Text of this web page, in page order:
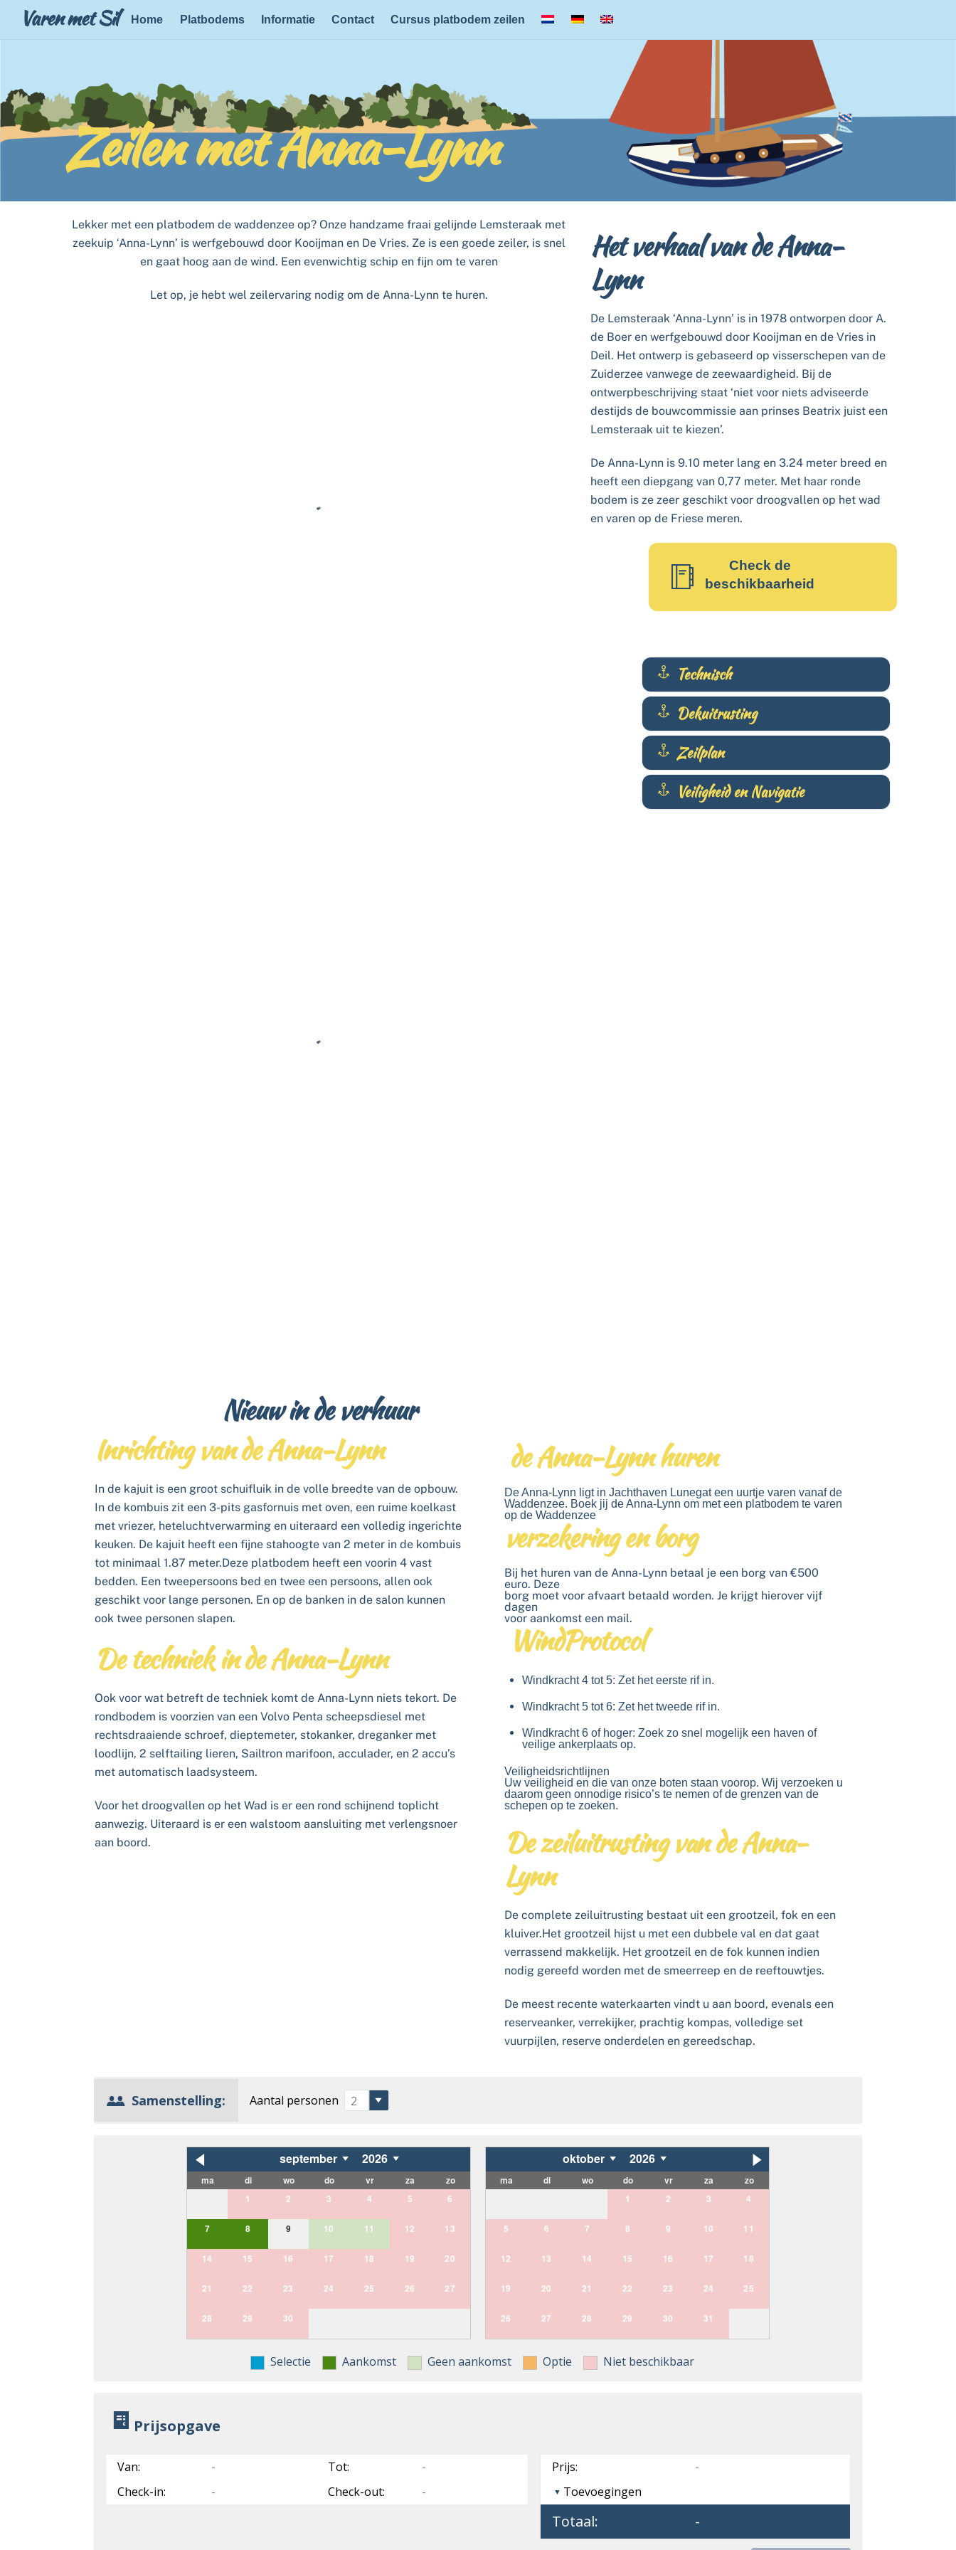
Varen met Sil Home Platbodems Informatie Contact Cursus platbodem zeilen
Zeilen met Anna-Lynn
Lekker met een platbodem de waddenzee op? Onze handzame fraai gelijnde Lemsteraak met
zeekuip ‘Anna-Lynn’ is werfgebouwd door Kooijman en De Vries. Ze is een goede zeiler, is snel
en gaat hoog aan de wind. Een evenwichtig schip en fijn om te varen
Let op, je hebt wel zeilervaring nodig om de Anna-Lynn te huren.
Nieuw in de verhuur
Het verhaal van de Anna-
Lynn
De Lemsteraak ‘Anna-Lynn’ is in 1978 ontworpen door A.
de Boer en werfgebouwd door Kooijman en de Vries in
Deil. Het ontwerp is gebaseerd op visserschepen van de
Zuiderzee vanwege de zeewaardigheid. Bij de
ontwerpbeschrijving staat ‘niet voor niets adviseerde
destijds de bouwcommissie aan prinses Beatrix juist een
Lemsteraak uit te kiezen’.
De Anna-Lynn is 9.10 meter lang en 3.24 meter breed en
heeft een diepgang van 0,77 meter. Met haar ronde
bodem is ze zeer geschikt voor droogvallen op het wad
en varen op de Friese meren.
Check de
beschikbaarheid
Technisch
Dekuitrusting
Zeilplan
Veiligheid en Navigatie
Inrichting van de Anna-Lynn
In de kajuit is een groot schuifluik in de volle breedte van de opbouw.
In de kombuis zit een 3-pits gasfornuis met oven, een ruime koelkast
met vriezer, heteluchtverwarming en uiteraard een volledig ingerichte
keuken. De kajuit heeft een fijne stahoogte van 2 meter in de kombuis
tot minimaal 1.87 meter.Deze platbodem heeft een voorin 4 vast
bedden. Een tweepersoons bed en twee een persoons, allen ook
geschikt voor lange personen. En op de banken in de salon kunnen
ook twee personen slapen.
De techniek in de Anna-Lynn
Ook voor wat betreft de techniek komt de Anna-Lynn niets tekort. De
rondbodem is voorzien van een Volvo Penta scheepsdiesel met
rechtsdraaiende schroef, dieptemeter, stokanker, dreganker met
loodlijn, 2 selftailing lieren, Sailtron marifoon, acculader, en 2 accu’s
met automatisch laadsysteem.
Voor het droogvallen op het Wad is er een rond schijnend toplicht
aanwezig. Uiteraard is er een walstoom aansluiting met verlengsnoer
aan boord.
de Anna-Lynn huren
De Anna-Lynn ligt in Jachthaven Lunegat een uurtje varen vanaf de
Waddenzee. Boek jij de Anna-Lynn om met een platbodem te varen
op de Waddenzee
verzekering en borg
Bij het huren van de Anna-Lynn betaal je een borg van €500
euro. Deze
borg moet voor afvaart betaald worden. Je krijgt hierover vijf
dagen
voor aankomst een mail.
WindProtocol
Windkracht 4 tot 5: Zet het eerste rif in.
Windkracht 5 tot 6: Zet het tweede rif in.
Windkracht 6 of hoger: Zoek zo snel mogelijk een haven of
veilige ankerplaats op.
Veiligheidsrichtlijnen
Uw veiligheid en die van onze boten staan voorop. Wij verzoeken u
daarom geen onnodige risico’s te nemen of de grenzen van de
schepen op te zoeken.
De zeiluitrusting van de Anna-
Lynn
De complete zeiluitrusting bestaat uit een grootzeil, fok en een
kluiver.Het grootzeil hijst u met een dubbele val en dat gaat
verrassend makkelijk. Het grootzeil en de fok kunnen indien
nodig gereefd worden met de smeerreep en de reeftouwtjes.
De meest recente waterkaarten vindt u aan boord, evenals een
reserveanker, verrekijker, prachtig kompas, volledige set
vuurpijlen, reserve onderdelen en gereedschap.
Samenstelling: Aantal personen
september 2026
ma di wo do vr za
zo
1
2 3 4 5 6
7 8 9 10 11 12 13
14 15 16 17 18 19 20
21 22 23 24 25 26 27
28 29 30
oktober 2026
ma di wo do vr za
zo
1
2 3 4
5 6 7 8 9 10 11
12 13 14 15 16 17 18
19 20 21 22 23 24 25
26 27 28 29 30 31
Selectie Aankomst Geen aankomst Optie Niet beschikbaar
Prijsopgave
Van:
-
Check-in:
-
Tot:
-
Check-out:
-
Prijs:
-
Toevoegingen
Totaal: -